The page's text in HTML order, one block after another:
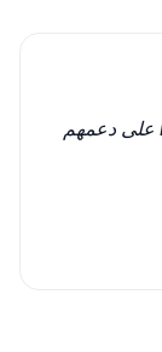
أنا راضٍ جدًا عن النتيجة. شكرًا لـ Bookimed على دعمهم